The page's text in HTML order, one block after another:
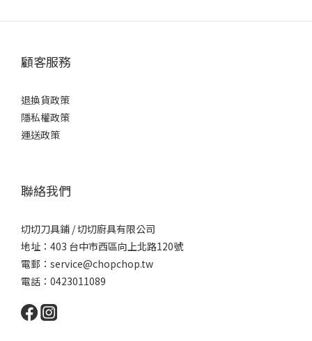
顧客服務
退換貨政策
隱私權政策
運送政策
聯絡我們
切切刀具鋪 / 切切廚具有限公司
地址：403 台中市西區向上北路120號
電郵：service@chopchop.tw
電話：0423011089